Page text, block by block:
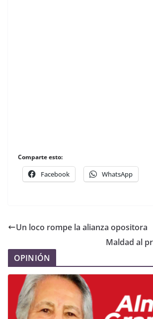
Comparte esto:
Facebook WhatsApp
Un loco rompe la alianza opositora
Maldad al
OPINIÓN